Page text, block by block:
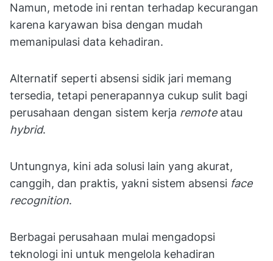
Namun, metode ini rentan terhadap kecurangan
karena karyawan bisa dengan mudah
memanipulasi data kehadiran.
Alternatif seperti absensi sidik jari memang
tersedia, tetapi penerapannya cukup sulit bagi
perusahaan dengan sistem kerja remoteatau
hybrid.
Untungnya, kini ada solusi lain yang akurat,
canggih, dan praktis, yakni sistem absensi face
recognition.
Berbagai perusahaan mulai mengadopsi
teknologi ini untuk mengelola kehadiran